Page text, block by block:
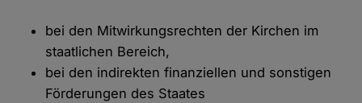
bei den Mitwirkungsrechten der Kirchen im
staatlichen Bereich,
bei den indirekten finanziellen und sonstigen
Förderungen des Staates